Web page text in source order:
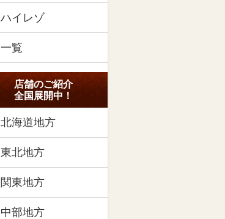
ハイレゾ
一覧
店舗のご紹介
全国展開中！
北海道地方
東北地方
関東地方
中部地方